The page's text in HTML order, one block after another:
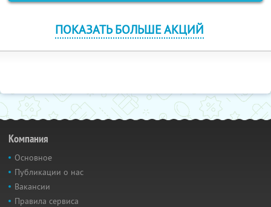
ПОКАЗАТЬ БОЛЬШЕ АКЦИЙ
Компания
Основное
Публикации о нас
Вакансии
Правила сервиса